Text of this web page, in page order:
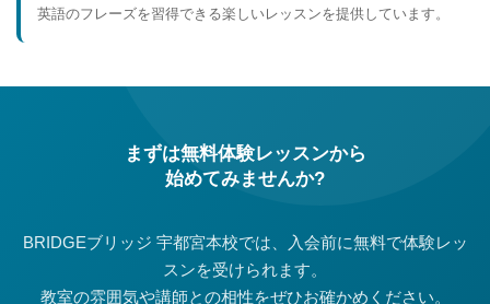
英語のフレーズを習得できる楽しいレッスンを提供しています。
まずは無料体験レッスンから
始めてみませんか?
BRIDGEブリッジ 宇都宮本校では、入会前に無料で体験レッ
スンを受けられます。
教室の雰囲気や講師との相性をぜひお確かめください。